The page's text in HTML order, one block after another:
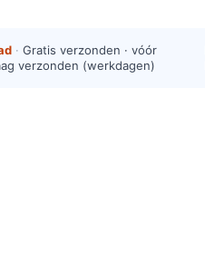
·Gratis verzonden · vóór
verzonden (werkdagen)